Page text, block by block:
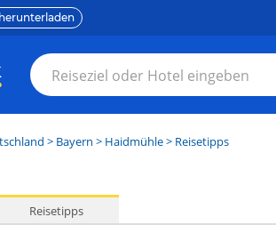
> Bayern > Haidmühle> Reisetipps
Reisetipps